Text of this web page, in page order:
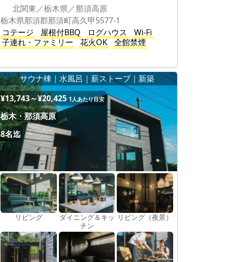
北関東／栃木県／那須高原
栃木県那須郡那須町高久甲5577-1
コテージ
屋根付BBQ ログハウス
Wi-Fi
子連れ・ファミリー
花火OK 全館禁煙
サウナ棟｜水風呂｜薪ストーブ｜新築
¥13,743～¥20,425 1人あたり目安
栃木・那須高原
8名迄
リビング
ダイニング＆キッ
チン
リビング（夜景）